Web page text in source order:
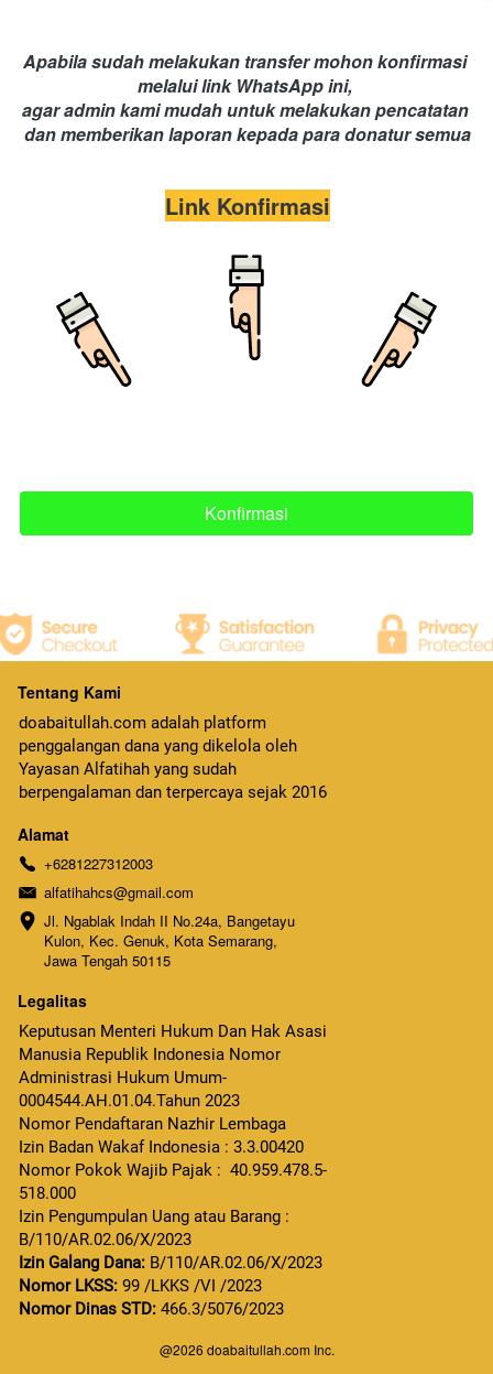
Apabila sudah melakukan transfer mohon konfirmasi
melalui link WhatsApp ini,
agar admin kami mudah untuk melakukan pencatatan
dan memberikan laporan kepada para donatur semua
Link Konfirmasi
`Konfirmasi
Tentang Kami
doabaitullah.com adalah platform
penggalangan dana yang dikelola oleh
Yayasan Alfatihah yang sudah
berpengalaman dan terpercaya sejak 2016
Alamat
+6281227312003
alfatihahcs@gmail.com
Jl. Ngablak Indah II No.24a, Bangetayu
Kulon, Kec. Genuk, Kota Semarang,
Jawa Tengah 50115
Legalitas
Keputusan Menteri Hukum Dan Hak Asasi
Manusia Republik Indonesia Nomor
Administrasi Hukum Umum-
0004544.AH.01.04.Tahun 2023
Nomor Pendaftaran Nazhir Lembaga
Izin Badan Wakaf Indonesia : 3.3.00420
Nomor Pokok Wajib Pajak :  40.959.478.5-
518.000
Izin Pengumpulan Uang atau Barang :
B/110/AR.02.06/X/2023
Izin Galang Dana: B/110/AR.02.06/X/2023
Nomor LKSS: 99 /LKKS /VI /2023
Nomor Dinas STD: 466.3/5076/2023
@2026 doabaitullah.com Inc.